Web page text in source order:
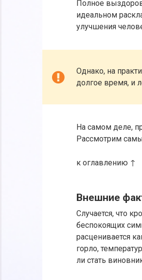
Полное
идеальном
улучшения
Однако, на
долгое время, и
На самом деле,
Рассмотрим
к оглавлению ↑
Внешние
Случается, что
беспокоящих
расценивается
горло,
ли стать